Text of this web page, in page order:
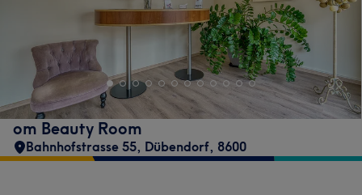
om Beauty Room
Bahnhofstrasse 55, Dübendorf, 8600